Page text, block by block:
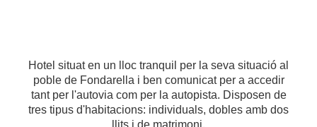
Hotel situat en un lloc tranquil per la seva situació al
poble de Fondarella i ben comunicat per a accedir
tant per l'autovia com per la autopista. Disposen de
tres tipus d'habitacions: individuals, dobles amb dos
llits i de matrimoni.